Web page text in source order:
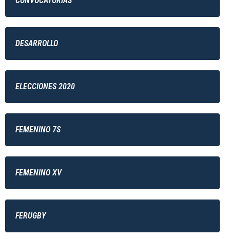
DESARROLLO
ELECCIONES 2020
FEMENINO 7S
FEMENINO XV
FERUGBY